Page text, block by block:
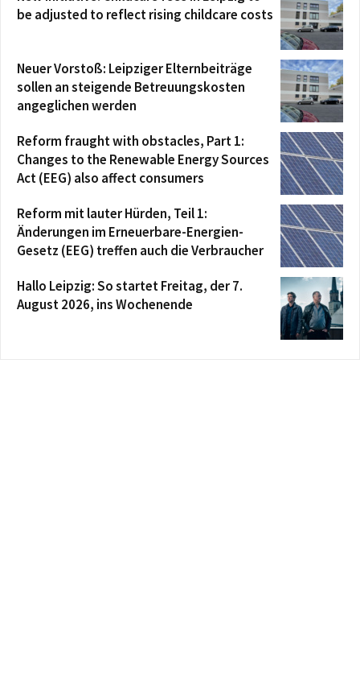
be adjusted to reflect rising childcare costs
Neuer Vorstoß: Leipziger Elternbeiträge
sollen an steigende Betreuungskosten
angeglichen werden
Reform fraught with obstacles, Part 1:
Changes to the Renewable Energy Sources
Act (EEG) also affect consumers
Reform mit lauter Hürden, Teil 1:
Änderungen im Erneuerbare-Energien-
Gesetz (EEG) treffen auch die Verbraucher
Hallo Leipzig: So startet Freitag, der 7.
August 2026, ins Wochenende